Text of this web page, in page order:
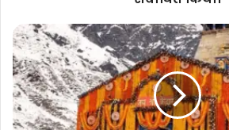
सामूहिक
विवाह
समारोह
को
संबोधित
किया।
2
मई
से
केदारनाथ
यात्रा
शुरू,